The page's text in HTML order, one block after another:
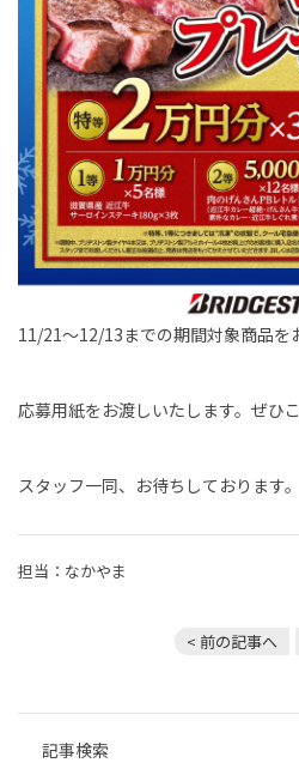
11/21～12/13までの期間対象商品を
応募用紙をお渡しいたします。ぜひ
スタッフ一同、お待ちしております。
担当：なかやま
< 前の記事へ
記事検索